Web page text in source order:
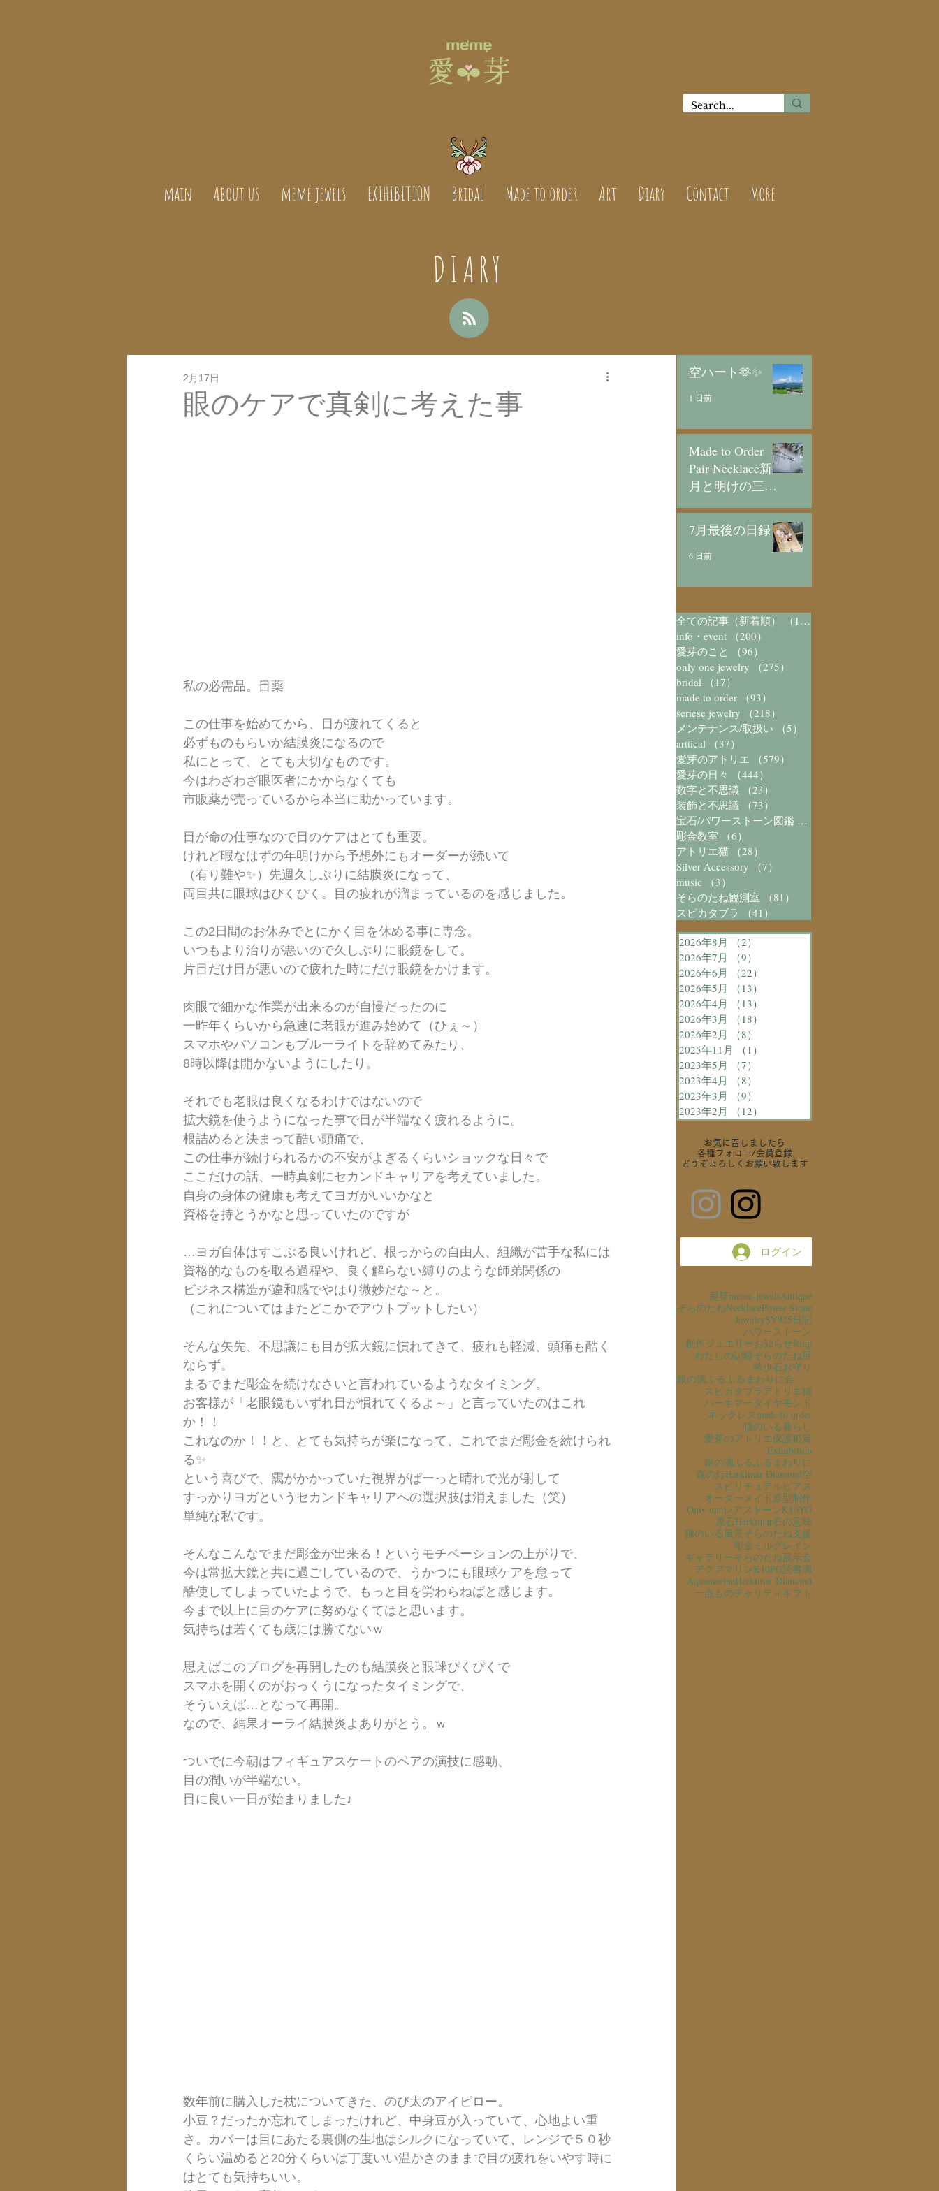
main About us meme jewels EXIHIBITION Bridal Made to order Art Diary Contact More
DIARY
眼のケアで真剣に考えた事
2月17日
私の必需品。目薬
この仕事を始めてから、目が疲れてくると
必ずものもらいか結膜炎になるので
私にとって、とても大切なものです。
今はわざわざ眼医者にかからなくても
市販薬が売っているから本当に助かっています。
目が命の仕事なので目のケアはとても重要。
けれど暇なはずの年明けから予想外にもオーダーが続いて
（有り難や✨）先週久しぶりに結膜炎になって、
両目共に眼球はぴくぴく。目の疲れが溜まっているのを感じました。
この2日間のお休みでとにかく目を休める事に専念。
いつもより治りが悪いので久しぶりに眼鏡をして。
片目だけ目が悪いので疲れた時にだけ眼鏡をかけます。
肉眼で細かな作業が出来るのが自慢だったのに
一昨年くらいから急速に老眼が進み始めて（ひぇ～）
スマホやパソコンもブルーライトを辞めてみたり、
8時以降は開かないようにしたり。
それでも老眼は良くなるわけではないので
拡大鏡を使うようになった事で目が半端なく疲れるように。
根詰めると決まって酷い頭痛で、
この仕事が続けられるかの不安がよぎるくらいショックな日々で
ここだけの話、一時真剣にセカンドキャリアを考えていました。
自身の身体の健康も考えてヨガがいいかなと
資格を持とうかなと思っていたのですが
…ヨガ自体はすこぶる良いけれど、根っからの自由人、組織が苦手な私には
資格的なものを取る過程や、良く解らない縛りのような師弟関係の
ビジネス構造が違和感でやはり微妙だな～と。
（これについてはまたどこかでアウトプットしたい）
そんな矢先、不思議にも目が拡大鏡に慣れてきて、疲れも軽減、頭痛も酷く
ならず。
まるでまだ彫金を続けなさいと言われているようなタイミング。
お客様が「老眼鏡もいずれ目が慣れてくるよ～」と言っていたのはこれ
か！！
これなのか！！と、とても気持ちが楽になって、これでまだ彫金を続けられ
る✨
という喜びで、靄がかかっていた視界がぱーっと晴れで光が射して
すっかりヨガというセカンドキャリアへの選択肢は消えました（笑）
単純な私です。
そんなこんなでまだ彫金が出来る！というモチベーションの上がりで、
今は常拡大鏡と共に過ごしているので、うかつにも眼球ケアを怠って
酷使してしまっていたようで、もっと目を労わらねばと感じます。
今まで以上に目のケアに努めなくてはと思います。
気持ちは若くても歳には勝てないｗ
思えばこのブログを再開したのも結膜炎と眼球ぴくぴくで
スマホを開くのがおっくうになったタイミングで、
そういえば…となって再開。
なので、結果オーライ結膜炎よありがとう。ｗ
ついでに今朝はフィギュアスケートのペアの演技に感動、
目の潤いが半端ない。
目に良い一日が始まりました♪
数年前に購入した枕についてきた、のび太のアイピロー。
小豆？だったか忘れてしまったけれど、中身豆が入っていて、心地よい重
さ。カバーは目にあたる裏側の生地はシルクになっていて、レンジで５０秒
くらい温めると20分くらいは丁度いい温かさのままで目の疲れをいやす時に
はとても気持ちいい。
空ハート🫶✨
1 日前
Made to Order
Pair Necklace新
月と明けの三日
3 日前
7月最後の日録
6 日前
全ての記事（新着順） （1,072）
info・event
（200）
愛芽のこと
（96）
only one jewelry
（275）
bridal
（17）
made to order
（93）
seriese jewelry
（218）
メンテナンス/取扱い
（5）
arttical
（37）
愛芽のアトリエ
（579）
愛芽の日々
（444）
数字と不思議
（23）
装飾と不思議
（73）
宝石/パワーストーン図鑑 （41）
彫金教室
（6）
アトリエ猫
（28）
Silver Accessory
（7）
music
（3）
そらのたね観測室
（81）
スピカタブラ
（41）
2026年8月 （2）
2026年7月
（9）
2026年6月
（22）
2026年5月
（13）
2026年4月
（13）
2026年3月
（18）
2026年2月
（8）
2025年11月
（1）
2023年5月
（7）
2023年4月
（8）
2023年3月
（9）
2023年2月
（12）
お気に召しましたら
各種フォロー/会員登録
どうぞよろしくお願い致します
ログイン
愛芽meme-jewelsAntique
そらのたねNecklacePower Stone
JewelrySV925日記
パワーストーン
創作ジュエリーお知らせRing
わたしの記録そらのたね展
希少石お守り
銀の滴ふるふるまわりに金の滴ふるふるまわりに
スピカタブラ アトリエ猫
ハーキマーダイヤモンド
ネックレスmade to order
猫のいる暮らし
愛芽のアトリエ保護猫翼
Exihibition
銀の滴ふるふるまわりに
森の灯Harkimar Diamond空
スピリチュアルピアス
オーダーメイド原型制作
Only oneレアストーンK10YG
原石Herkimar石の意味
猫のいる風景そらのたね支援
彫金 ミルグレイン
ギャラリーそらのたね展示会
アクアマリンK10PG読書滴
AquamarineHerkimar Diamond
一点ものチャリティ ギフト